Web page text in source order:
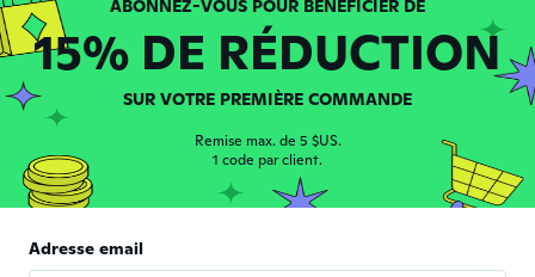
C Corinne
Inscrit depuis 2017 · 61 avis
il y a 5 ans
Inscrit depuis 2017 · 52 avis
M Michaele
Inscrit depuis 2018 · 83 avis · 51 chargements
15% DE RÉDUCTION
SUR VOTRE PREMIÈRE COMMANDE
Remise max. de 5 $US.
1 code par client.
Adresse email